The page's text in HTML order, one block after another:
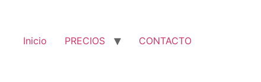
Inicio PRECIOS CONTACTO